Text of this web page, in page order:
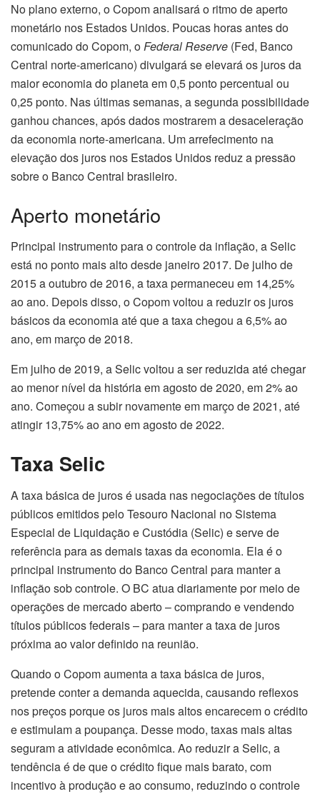
No plano externo, o Copom analisará o ritmo de aperto
monetário nos Estados Unidos. Poucas horas antes do
comunicado do Copom, oFederal Reserve (Fed, Banco
Central norte-americano) divulgará se elevará os juros da
maior economia do planeta em 0,5 ponto percentual ou
0,25 ponto. Nas últimas semanas, asegundapossibilidade
ganhou chances, após dados mostrarem a desaceleração
da economia norte-americana. Um arrefecimento na
elevação dos juros nos Estados Unidos reduz a pressão
sobre o Banco Central brasileiro.
Aperto monetário
Principal instrumento para o controle da inflação, a Selic
está no ponto mais alto desde janeiro 2017. De julho de
2015 a outubro de 2016, a taxa permaneceu em 14,25%
ao ano. Depois disso, o Copom voltou a reduzir os juros
básicos da economia até que a taxa chegou a 6,5% ao
ano, em março de 2018.
Em julho de 2019, a Selic voltou a ser reduzida até chegar
ao menor nível da história em agosto de 2020, em 2% ao
ano. Começou a subir novamente em março de 2021, até
atingir 13,75% ao ano em agosto de 2022.
Taxa Selic
A taxa básica de juros é usada nas negociações de títulos
públicos emitidos pelo Tesouro Nacional no Sistema
Especial de Liquidação e Custódia (Selic) e serve de
referência para as demais taxas da economia. Ela é o
principal instrumento do Banco Central para manter a
inflação sob controle. O BC atua diariamente por meio de
operações de mercado aberto – comprando e vendendo
títulos públicos federais – para manter a taxa de juros
próxima ao valor definido na reunião.
Quando o Copom aumenta a taxa básica de juros,
pretende conter a demanda aquecida, causando reflexos
nos preços porque os juros mais altos encarecem o crédito
e estimulam a poupança. Desse modo, taxas mais altas
seguram a atividade econômica. Ao reduzir a Selic, a
tendência é de que o crédito fique mais barato, com
incentivo à produção e ao consumo, reduzindo o controle